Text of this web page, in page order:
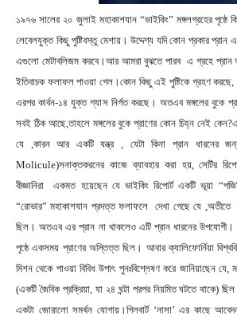
১৯৭৬ সালের ২০ জুলাই মহাকাশযান “ভাইকিং” মঙ্গলগ্রহের পৃষ্ঠে
লেবেলযুক্ত কিছু পুষ্টিবস্তু মেশায়। উদ্দেশ্য যদি কোন প্রকার প্রান
এগুলো মেটাবলিজম করবে।আর আমরা বুঝতে পারব এ গ্রহে প্রান
ইতিবাচক ফলাফল পাওয়া গেল।কোন কিছু এই পুষ্টিকে গ্রহণ
এরপর কার্বন-১৪ যুক্ত গ্যাস নির্গত করছে। অতএব মঙ্গলের বুকে
সবই ঠিক আছে,তাহলে মঙ্গলের বুকে প্রাণের কোন চিহ্ন নেই
যে ,কারন আর একটি যন্ত্র , যেটা কিনা প্রান ধারনের
Molicule)সনাক্তকরনের কাজে ব্যাবহার করা হয়, সেটির
বীজ্ঞানিরা একমত হয়েছেন যে ভাইকিং রিপোর্ট একটি ভূয়া
“রোভার” মহাকাশযান প্রদত্ত ফলাফলে দেখা গেছে যে
ছিল। অতএব এর প্রান না থাকলেও এটি প্রান ধারনের উপযোগী।
পৃষ্ঠে একসময় প্রাণের অস্তিত্ত ছিল। আবার ক্যালিফোর্নিয়া
মিশন থেকে পাওয়া বিবিধ উপাৎ পুনঃবিশ্লেষণ করে জানিয়াছেন যে,
(একটি জৈবিক প্রক্রিয়া, যা ২৪ ঘন্টা পরপর নিয়মিত ঘটতে থাকে)
একটা জোরালো সমর্থন যোগায়।গিলবার্ট ‘নাসা’ এর কাছে